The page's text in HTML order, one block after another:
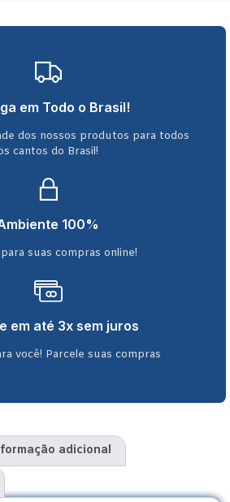
em Todo o Brasil!
dos nossos produtos para todos
cantos do Brasil!
100%
suas compras online!
em até 3x sem juros
você! Parcele suas compras
adicional